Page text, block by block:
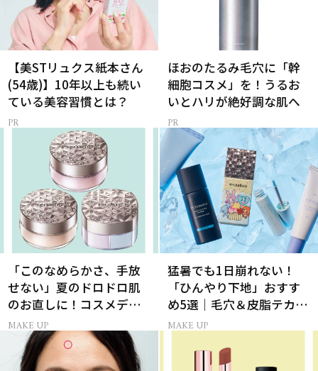
【美STリュクス紙本さん
(54歳)】10年以上も続い
ている美容習慣とは？
ほおのたるみ毛穴に「幹
細胞コスメ」を！うるお
いとハリが絶好調な肌へ
「このなめらかさ、手放
せない」夏のドロドロ肌
のお直しに！コスメデコ
ルテのパウダーが想像以
上に優秀
MAKE UP
猛暑でも1日崩れない！
「ひんやり下地」おすす
め5選｜毛穴＆皮脂テカリ
対策
MAKE UP